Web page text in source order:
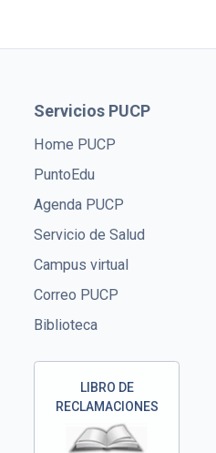
Servicios PUCP
Home PUCP
PuntoEdu
Agenda PUCP
Servicio de Salud
Campus virtual
Correo PUCP
Biblioteca
LIBRO DE
RECLAMACIONES